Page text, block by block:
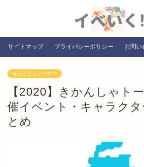
サイトマップ プライバシーポリシー お問い
きかんしゃトーマス
【2020】きかんしゃト
催イベント・キャラクタ
とめ